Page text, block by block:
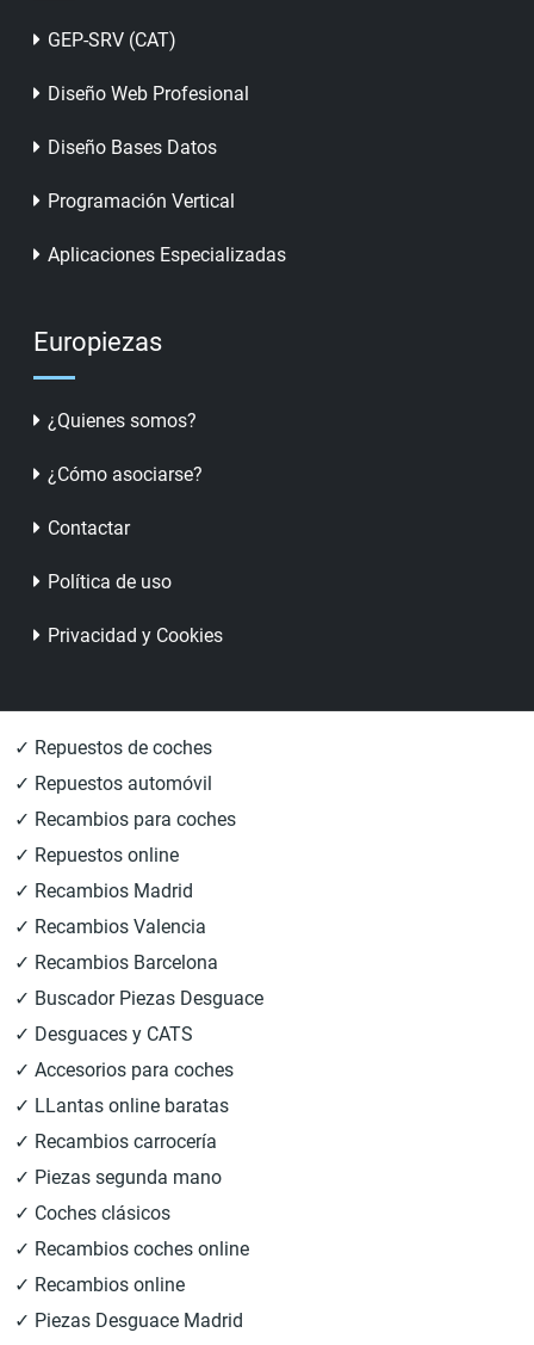
GEP-SRV (CAT)
Diseño Web Profesional
Diseño Bases Datos
Programación Vertical
Aplicaciones Especializadas
Europiezas
¿Quienes somos?
¿Cómo asociarse?
Contactar
Política de uso
Privacidad y Cookies
✓ Repuestos de coches
✓ Repuestos automóvil
✓ Recambios para coches
✓ Repuestos online
✓ Recambios Madrid
✓ Recambios Valencia
✓ Recambios Barcelona
✓ Buscador Piezas Desguace
✓ Desguaces y CATS
✓ Accesorios para coches
✓ LLantas online baratas
✓ Recambios carrocería
✓ Piezas segunda mano
✓ Coches clásicos
✓ Recambios coches online
✓ Recambios online
✓ Piezas Desguace Madrid